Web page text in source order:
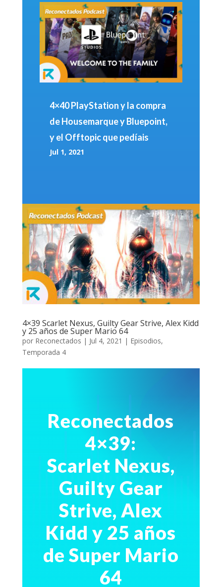
4×40 PlayStation y la compra
de Housemarque y Bluepoint,
y el Offtopic que pedíais
Jul 1, 2021
4×39 Scarlet Nexus, Guilty Gear Strive, Alex Kidd
y 25 años de Super Mario 64
por Reconectados | Jul 4, 2021 | Episodios,
Temporada 4
Reconectados
4×39:
Scarlet Nexus,
Guilty Gear
Strive, Alex
Kidd y 25 años
de Super Mario
64